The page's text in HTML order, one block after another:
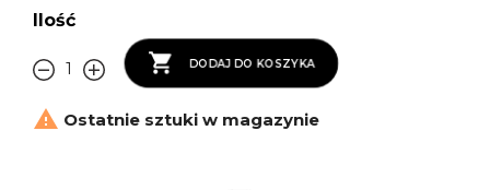
Ilość
1  DODAJ DO KOSZYKA
 Ostatnie sztuki w magazynie